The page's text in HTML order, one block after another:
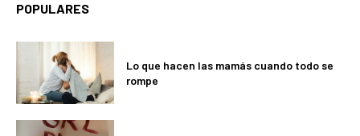
POPULARES
Lo que hacen las mamás cuando todo se
rompe